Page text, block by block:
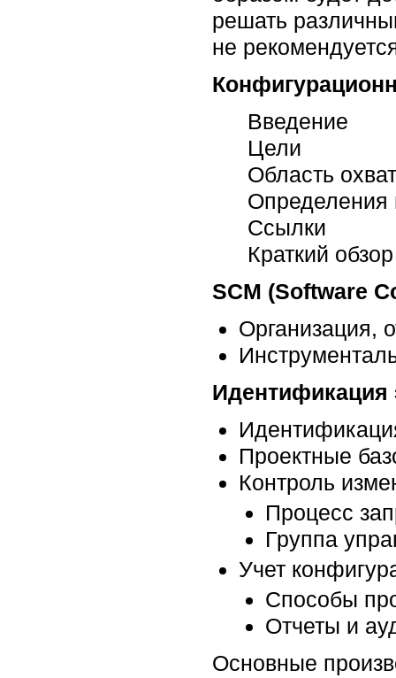
решать
не
Введение
Цели
Область
Определения
Ссылки
Краткий обзор
SCM (Software
Организация,
Идентификация
Проектные
Контроль
Процесс
Группа
Учет
Способы
Отчеты и
Oсновные